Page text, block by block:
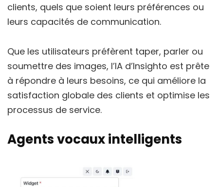
clients, quels que soient leurs préférences ou
leurs capacités de communication.
Que les utilisateurs préfèrent taper, parler ou
soumettre des images, l’IA d’Insighto est prête
à répondre à leurs besoins, ce qui améliore la
satisfaction globale des clients et optimise les
processus de service.
Agents vocaux intelligents